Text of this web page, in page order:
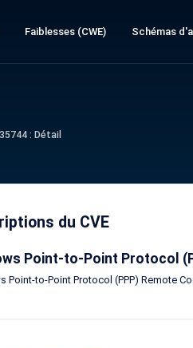
Faiblesses (CWE) Schémas
: Détail
du CVE
Point-to-Point Protocol
Point-to-Point Protocol (PPP) Remote